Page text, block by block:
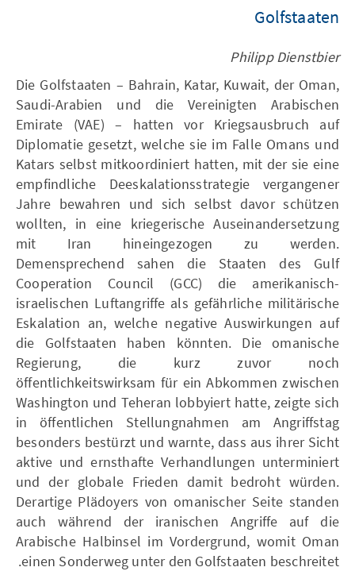
Golfstaaten
Philipp Dienstbier
Die Golfstaaten – Bahrain, Katar, Kuwait, der Oman,
Saudi-Arabien und die Vereinigten Arabischen
Emirate (VAE) – hatten vor Kriegsausbruch auf
Diplomatie gesetzt, welche sie im Falle Omans und
Katars selbst mitkoordiniert hatten, mit der sie eine
empfindliche Deeskalationsstrategie vergangener
Jahre bewahren und sich selbst davor schützen
wollten, in eine kriegerische Auseinandersetzung
mit Iran hineingezogen zu werden.
Demensprechend sahen die Staaten des Gulf
Cooperation Council (GCC) die amerikanisch-
israelischen Luftangriffe als gefährliche militärische
Eskalation an, welche negative Auswirkungen auf
die Golfstaaten haben könnten. Die omanische
Regierung, die kurz zuvor noch
öffentlichkeitswirksam für ein Abkommen zwischen
Washington und Teheran lobbyiert hatte, zeigte sich
in öffentlichen Stellungnahmen am Angriffstag
besonders bestürzt und warnte, dass aus ihrer Sicht
aktive und ernsthafte Verhandlungen unterminiert
und der globale Frieden damit bedroht würden.
Derartige Plädoyers von omanischer Seite standen
auch während der iranischen Angriffe auf die
Arabische Halbinsel im Vordergrund, womit Oman
einen Sonderweg unter den Golfstaaten beschreitet.